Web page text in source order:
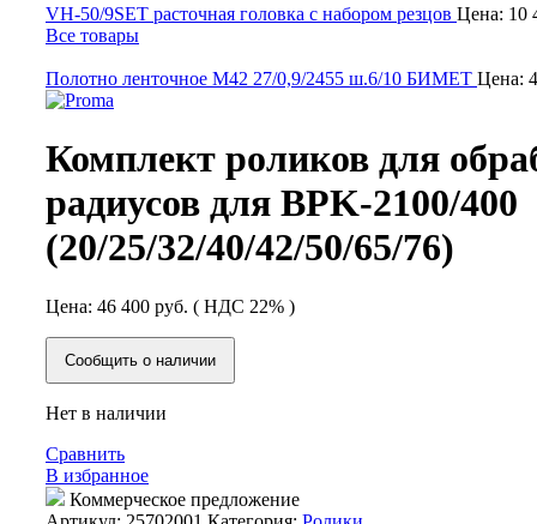
VH-50/9SET расточная головка с набором резцов Цена: 10
Все товары
Полотно ленточное М42 27/0,9/2455 ш.6/10 БИМЕТ Цена:
Комплект роликов для
радиусов для BPK-2100/400
(20/25/32/40/42/50/65/76)
Цена: 46 400 руб. ( НДС 22% )
Сообщить о наличии
Нет в наличии
Сравнить
В избранное
Коммерческое предложение